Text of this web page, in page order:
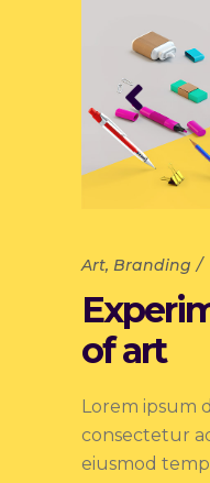
Art, Branding
of art
Lorem ipsum
consectetur
eiusmod